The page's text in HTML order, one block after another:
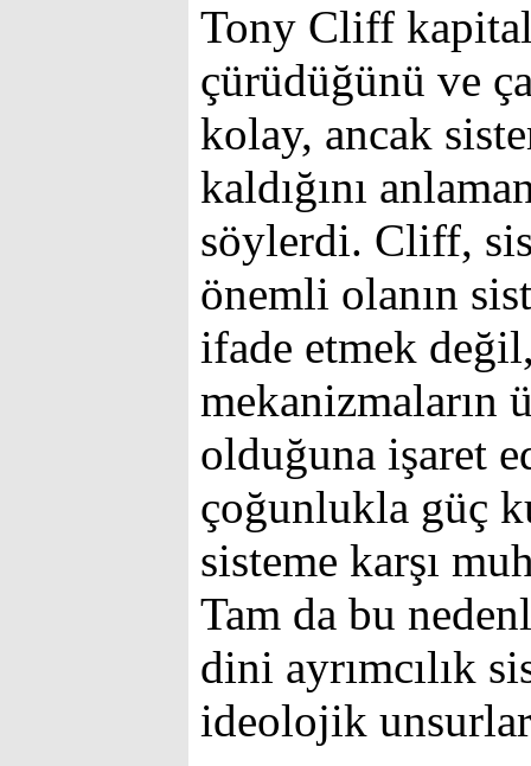
Tony Cliff
çürüdüğünü ve
kolay, ancak
kaldığını
söylerdi. Cliff,
önemli olanın
ifade etmek
mekanizmaların
olduğuna işaret
çoğunlukla güç
sisteme karşı
Tam da bu
dini ayrımcılık
ideolojik